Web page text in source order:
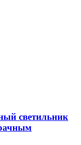
светильник